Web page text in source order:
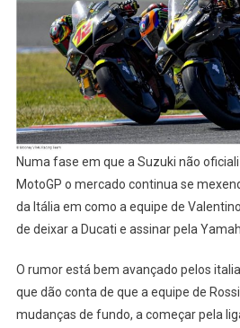
Numa fase em que a Suzuki não
MotoGP o mercado continua se
da Itália em como a equipe de
de deixar a Ducati e assinar pela
O rumor está bem avançado pelos
que dão conta de que a equipe de
mudanças de fundo, a começar pela